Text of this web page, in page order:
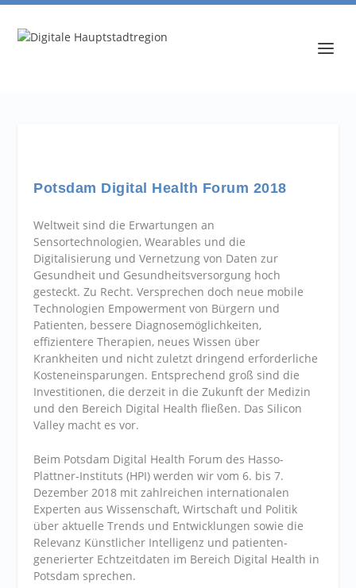
Potsdam Digital Health Forum 2018
Weltweit sind die Erwartungen an
Sensortechnologien, Wearables und die
Digitalisierung und Vernetzung von Daten zur
Gesundheit und Gesundheitsversorgung hoch
gesteckt. Zu Recht. Versprechen doch neue mobile
Technologien Empowerment von Bürgern und
Patienten, bessere Diagnosemöglichkeiten,
effizientere Therapien, neues Wissen über
Krankheiten und nicht zuletzt dringend erforderliche
Kosteneinsparungen. Entsprechend groß sind die
Investitionen, die derzeit in die Zukunft der Medizin
und den Bereich Digital Health fließen. Das Silicon
Valley macht es vor.
Beim Potsdam Digital Health Forum des Hasso-
Plattner-Instituts (HPI) werden wir vom 6. bis 7.
Dezember 2018 mit zahlreichen internationalen
Experten aus Wissenschaft, Wirtschaft und Politik
über aktuelle Trends und Entwicklungen sowie die
Relevanz Künstlicher Intelligenz und patienten-
generierter Echtzeitdaten im Bereich Digital Health in
Potsdam sprechen.